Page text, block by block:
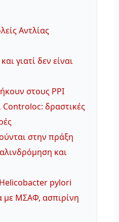
Αντλίας
γιατί δεν είναι
στους PPI
Controloc: δραστικές
στην πράξη
και
Helicobacter pylori
με ΜΣΑΦ, ασπιρίνη